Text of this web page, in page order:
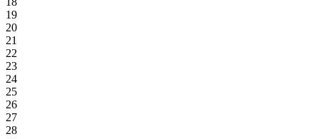
19
20
21
22
23
24
25
26
27
28